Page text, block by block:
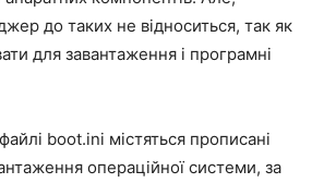
до таких не відноситься, так як
для завантаження і програмні
boot.ini містяться прописані
операційної системи, за